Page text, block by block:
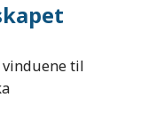
til